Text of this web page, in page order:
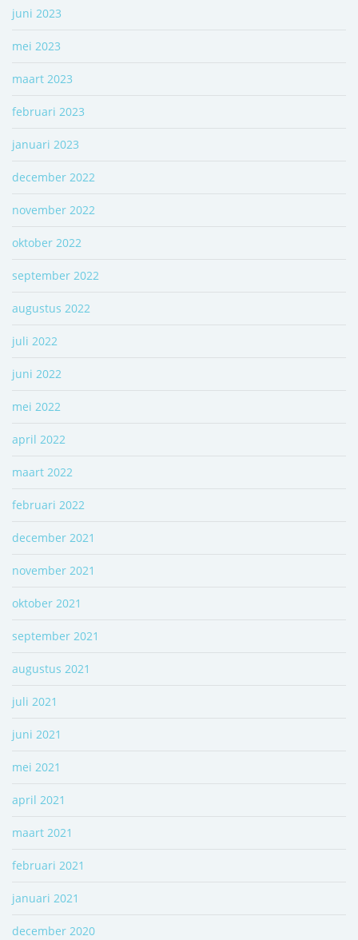
juni 2023
mei 2023
maart 2023
februari 2023
januari 2023
december 2022
november 2022
oktober 2022
september 2022
augustus 2022
juli 2022
juni 2022
mei 2022
april 2022
maart 2022
februari 2022
december 2021
november 2021
oktober 2021
september 2021
augustus 2021
juli 2021
juni 2021
mei 2021
april 2021
maart 2021
februari 2021
januari 2021
december 2020